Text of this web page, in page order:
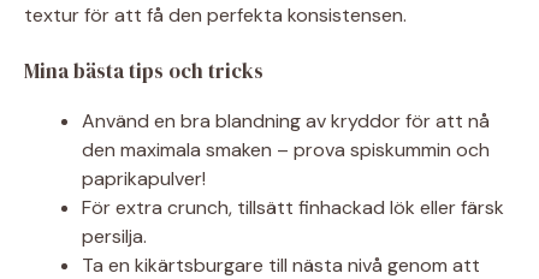
textur för att få den perfekta konsistensen.
Mina bästa tips och tricks
Använd en bra blandning av kryddor för att nå
den maximala smaken – prova spiskummin och
paprikapulver!
För extra crunch, tillsätt finhackad lök eller färsk
persilja.
Ta en kikärtsburgare till nästa nivå genom att